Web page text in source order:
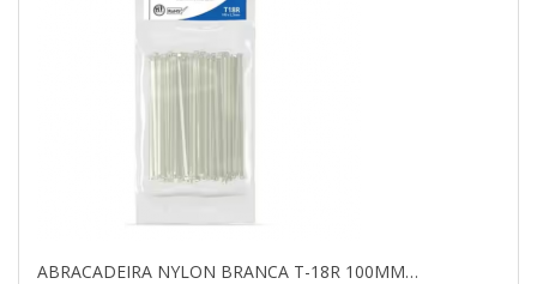
ABRACADEIRA NYLON BRANCA T-18R 100MM…